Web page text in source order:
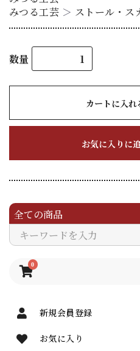
0
新規会員登録
お気に入り
みつる工芸 ＞ ストール・ス
数量
カートに入れ
お気に入りに